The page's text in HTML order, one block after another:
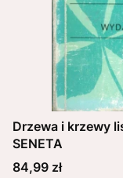
Drzewa i krzewy
SENETA
Cena
84,99 zł